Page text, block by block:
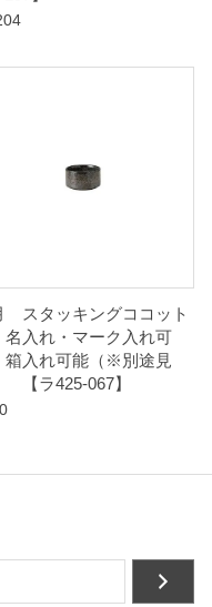
スタッキングココット
入れ・マーク入れ可
入れ可能（※別途見
【ラ425-067】